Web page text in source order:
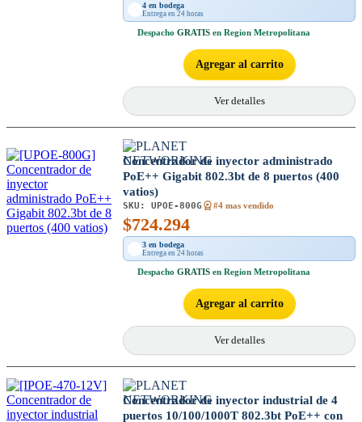
4 en bodega
Entrega en 24 horas
Despacho GRATIS en Region Metropolitana
Agregar al carrito
Ver detalles
Concentrador de inyector administrado
PoE++ Gigabit 802.3bt de 8 puertos (400
vatios)
SKU: UPOE-800G #4 mas vendido
$724.294
3 en bodega
Entrega en 24 horas
Despacho GRATIS en Region Metropolitana
Agregar al carrito
Ver detalles
Concentrador de inyector industrial de 4
puertos 10/100/1000T 802.3bt PoE++ con